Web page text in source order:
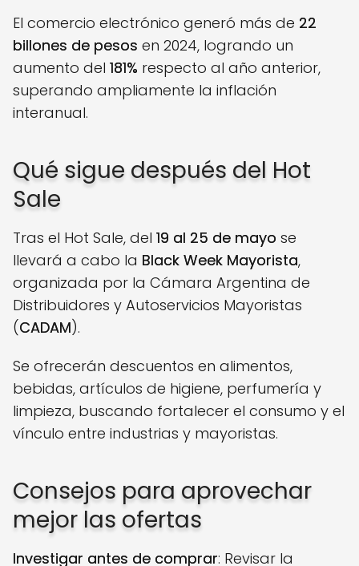
El comercio electrónico generó más de 22
billones de pesos en 2024, logrando un
aumento del 181% respecto al año anterior,
superando ampliamente la inflación
interanual.
Qué sigue después del Hot
Sale
Tras el Hot Sale, del 19 al 25 de mayo se
llevará a cabo la Black Week Mayorista,
organizada por la Cámara Argentina de
Distribuidores y Autoservicios Mayoristas
(CADAM).
Se ofrecerán descuentos en alimentos,
bebidas, artículos de higiene, perfumería y
limpieza, buscando fortalecer el consumo y el
vínculo entre industrias y mayoristas.
Consejos para aprovechar
mejor las ofertas
Investigar antes de comprar: Revisar la